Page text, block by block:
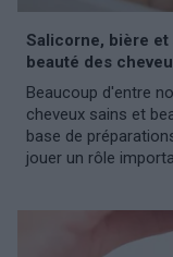
Salicorne, bière et
beauté des
Beaucoup d'entre
cheveux sains et
base de
jouer un rôle